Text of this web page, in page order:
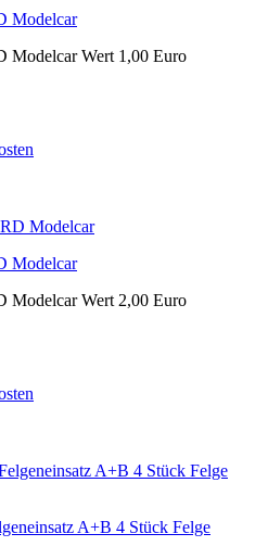
Modelcar
Wert 1,00 Euro
Modelcar
Wert 2,00 Euro
A+B 4 Stück Felge